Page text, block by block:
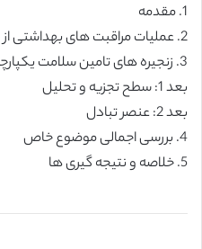
1. مقدمه
2. عملیات مراقبت های بهداشتی از چشم انداز مدیریت زنجیره تامین
3. زنجیره های تامین سلامت یکپارچه
بعد 1: سطح تجزیه و تحلیل
بعد 2: عنصر تبادل
4. بررسی اجمالی موضوع خاص
5. خلاصه و نتیجه گیری ها